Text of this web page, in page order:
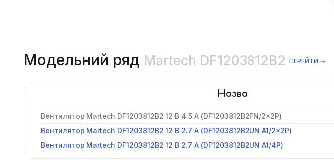
Модельний ряд Martech DF1203812B2 ПЕРЕЙТИ
Назва
Вентилятор Martech DF1203812B2 12 В 4.5 А (DF1203812B2FN/2×2P)
Вентилятор Martech DF1203812B2 12 В 2.7 А (DF1203812B2UN A1/2×2P)
Вентилятор Martech DF1203812B2 12 В 2.7 А (DF1203812B2UN A1/4P)